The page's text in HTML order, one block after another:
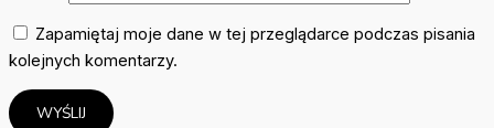
Zapamiętaj moje dane w tej przeglądarce podczas pisania
kolejnych komentarzy.